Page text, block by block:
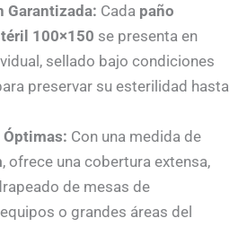
Garantizada: Cada paño
100×150 se presenta en
sellado bajo condiciones
preservar su esterilidad hasta
Con una medida de
, ofrece una cobertura extensa,
de mesas de
o grandes áreas del